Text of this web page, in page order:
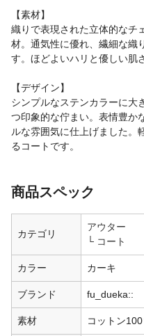
【素材】
織りで表現された立体的なチ
材。通気性に優れ、繊細な織
す。ほどよいハリと優しい肌
【デザイン】
シンプルなステンカラーに大
つ印象的な佇まい。表情豊か
ルな雰囲気に仕上げました。
るコートです。
商品スペック
カテゴリ
アウター
コート
カラー カーキ
ブランド fu_dueka::
素材 コットン100